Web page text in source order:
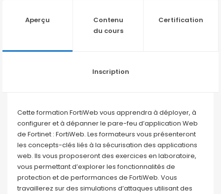
Aperçu
Contenu
du cours
Certification
Inscription
Cette formation FortiWeb vous apprendra à déployer, à
configurer et à dépanner le pare-feu d’application Web
de Fortinet : FortiWeb. Les formateurs vous présenteront
les concepts-clés liés à la sécurisation des applications
web. Ils vous proposeront des exercices en laboratoire,
vous permettant d’explorer les fonctionnalités de
protection et de performances de FortiWeb. Vous
travaillerez sur des simulations d’attaques utilisant des